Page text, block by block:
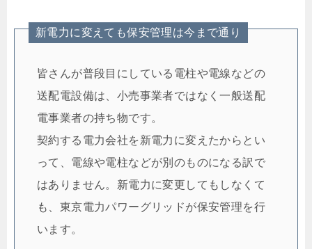
新電力に変えても保安管理は今まで通り
皆さんが普段目にしている電柱や電線などの
送配電設備は、小売事業者ではなく一般送配
電事業者の持ち物です。
契約する電力会社を新電力に変えたからとい
って、電線や電柱などが別のものになる訳で
はありません。新電力に変更してもしなくて
も、東京電力パワーグリッドが保安管理を行
います。